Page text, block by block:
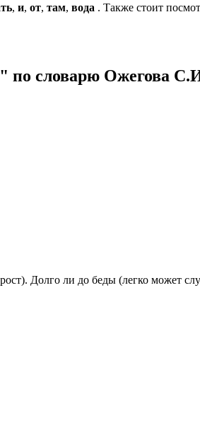
, и, от, там, вода . Также стоит
по словарю Ожегова
Долго ли до беды (легко может